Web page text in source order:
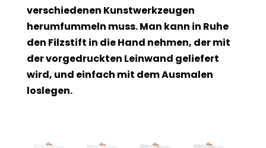
verschiedenen Kunstwerkzeugen
herumfummeln muss. Man kann in Ruhe
den Filzstift in die Hand nehmen, der mit
der vorgedruckten Leinwand geliefert
wird, und einfach mit dem Ausmalen
loslegen.